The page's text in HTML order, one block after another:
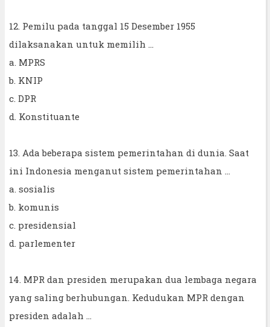
12. Pemilu pada tanggal 15 Desember 1955
dilaksanakan untuk memilih ...
a. MPRS
b. KNIP
c. DPR
d. Konstituante
13. Ada beberapa sistem pemerintahan di dunia. Saat
ini Indonesia menganut sistem pemerintahan ...
a. sosialis
b. komunis
c. presidensial
d. parlementer
14. MPR dan presiden merupakan dua lembaga negara
yang saling berhubungan. Kedudukan MPR dengan
presiden adalah ...